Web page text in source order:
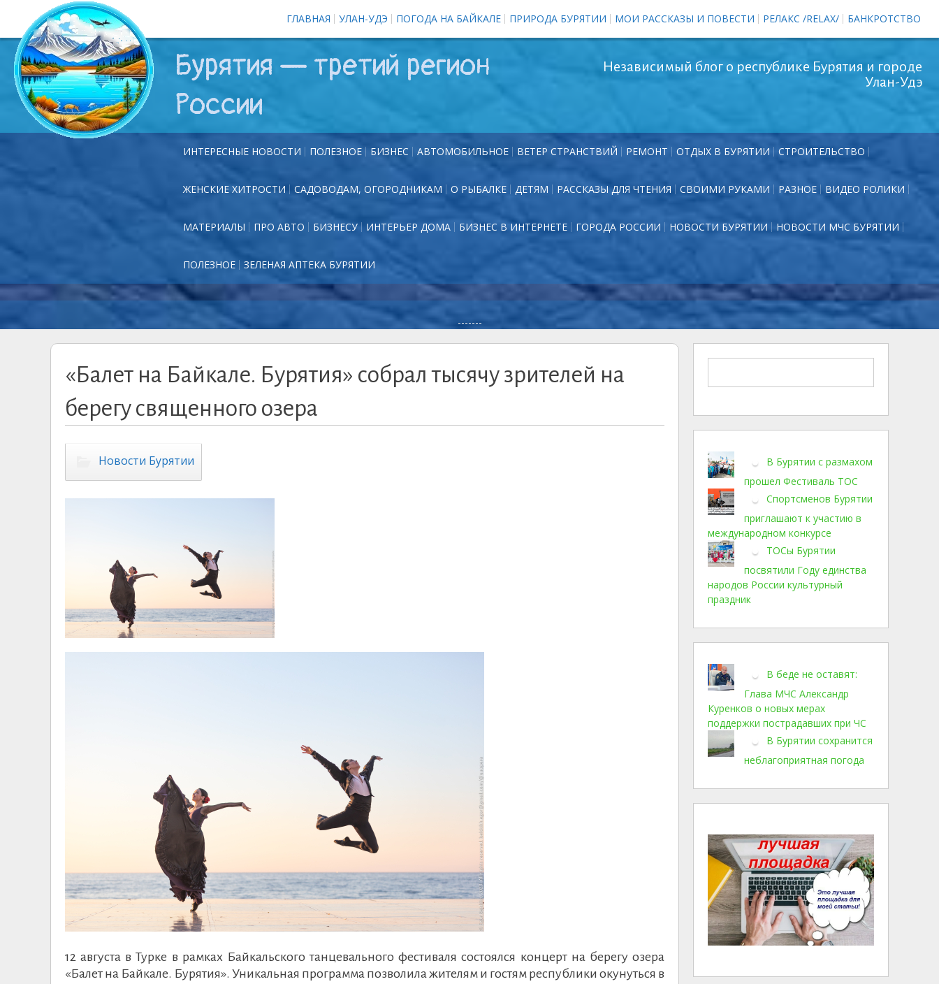
ГЛАВНАЯ УЛАН-УДЭ ПОГОДА НА БАЙКАЛЕ ПРИРОДА БУРЯТИИ МОИ РАССКАЗЫ И ПОВЕСТИ РЕЛАКС /RELAX/ БАНКРОТСТВО
Бурятия — третий регион
России
Независимый блог о республике Бурятия и городе
Улан-Удэ
ИНТЕРЕСНЫЕ НОВОСТИ ПОЛЕЗНОЕ БИЗНЕС АВТОМОБИЛЬНОЕ ВЕТЕР СТРАНСТВИЙ РЕМОНТ ОТДЫХ В БУРЯТИИ СТРОИТЕЛЬСТВО
ЖЕНСКИЕ ХИТРОСТИ САДОВОДАМ, ОГОРОДНИКАМ О РЫБАЛКЕ ДЕТЯМ РАССКАЗЫ ДЛЯ ЧТЕНИЯ СВОИМИ РУКАМИ РАЗНОЕ ВИДЕО РОЛИКИ
МАТЕРИАЛЫ ПРО АВТО БИЗНЕСУ ИНТЕРЬЕР ДОМА БИЗНЕС В ИНТЕРНЕТЕ ГОРОДА РОССИИ НОВОСТИ БУРЯТИИ НОВОСТИ МЧС БУРЯТИИ
ПОЛЕЗНОЕ ЗЕЛЕНАЯ АПТЕКА БУРЯТИИ
-------
«Балет на Байкале. Бурятия» собрал тысячу зрителей на
берегу священного озера
Новости Бурятии
12 августа в Турке в рамках Байкальского танцевального фестиваля состоялся концерт на берегу озера
«Балет на Байкале. Бурятия». Уникальная программа позволила жителям и гостям республики окунуться в
В Бурятии с размахом
прошел Фестиваль ТОС
Спортсменов Бурятии
приглашают к участию в
международном конкурсе
ТОСы Бурятии
посвятили Году единства
народов России культурный
праздник
В беде не оставят:
Глава МЧС Александр
Куренков о новых мерах
поддержки пострадавших при ЧС
В Бурятии сохранится
неблагоприятная погода